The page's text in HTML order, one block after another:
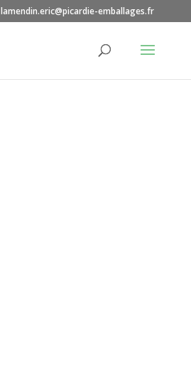
lamendin.eric@picardie-emballages.fr